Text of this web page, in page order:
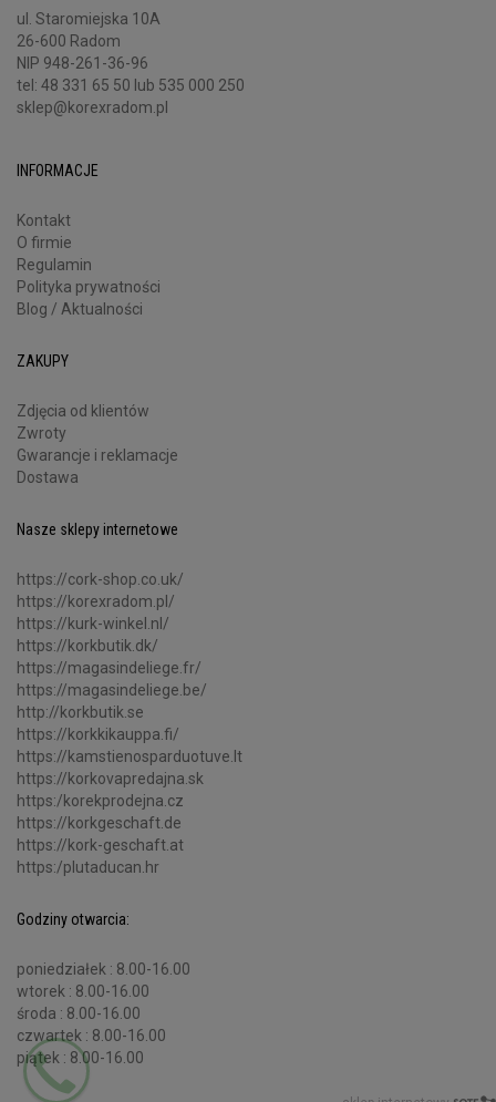
ul. Staromiejska 10A
26-600 Radom
NIP 948-261-36-96
tel: 48 331 65 50 lub 535 000 250
sklep@korexradom.pl
INFORMACJE
Kontakt
O firmie
Regulamin
Polityka prywatności
Blog / Aktualności
ZAKUPY
Zdjęcia od klientów
Zwroty
Gwarancje i reklamacje
Dostawa
Nasze sklepy internetowe
https://cork-shop.co.uk/
https://korexradom.pl/
https://kurk-winkel.nl/
https://korkbutik.dk/
https://magasindeliege.fr/
https://magasindeliege.be/
http://korkbutik.se
https://korkkikauppa.fi/
https://kamstienosparduotuve.lt
https://korkovapredajna.sk
https:/korekprodejna.cz
https://korkgeschaft.de
https://kork-geschaft.at
https:/plutaducan.hr
Godziny otwarcia:
poniedziałek : 8.00-16.00
wtorek : 8.00-16.00
środa : 8.00-16.00
czwartek : 8.00-16.00
piątek : 8.00-16.00